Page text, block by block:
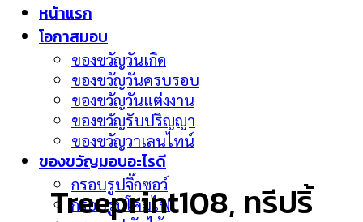
หน้าแรก
โอกาสมอบ
ของขวัญวันเกิด
ของขวัญวันครบรอบ
ของขวัญวันแต่งงาน
ของขวัญรับปริญญา
ของขวัญวาเลนไทน์
ของขวัญมอบอะไรดี
กรอบรูปจิ๊กซอว์
กรอบรูปโคมไฟ
Treeprint108, ทรีปริ้